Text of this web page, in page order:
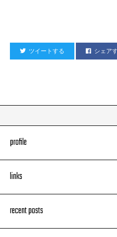
ツイートする シェア
profile
links
recent posts